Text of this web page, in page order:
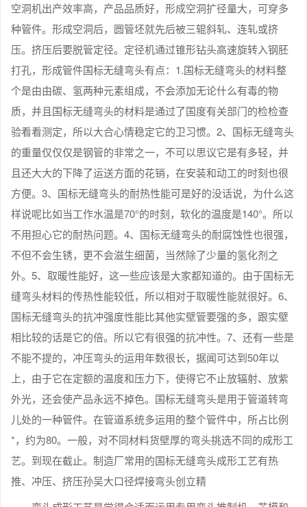
空洞机出产效率高，产品品质好，形成空洞扩径量大，可穿多
种管件。形成空洞后，圆管坯就先后被三辊斜轧、连轧或挤
压。挤压后要脱管定径。定径机通过锥形钻头高速旋转入钢胚
打孔，形成管件国标无缝弯头有点：1.国标无缝弯头的材料整
个是由由碳、氢两种元素组成，不会添加无论什么有毒的物
质，并且国标无缝弯头的材料是通过了国度有关部门的检检查
验看看测定，所以大合心情稳定它的卫习惯。2、国标无缝弯头
的重量仅仅仅是钢管的非常之一，不可以思议它是有多轻，并
且还大大的下降了运送方面的花销，在安装和动工的时刻也很
方便。3、国标无缝弯头的耐热性能可是好的没话说，为什么这
样说呢比如当工作水温是70°的时刻，软化的温度是140°。所以
不用担心它的耐热问题。4、国标无缝弯头的耐腐蚀性也很强，
不但不会生锈，更不会滋生细菌，当然除了少量的氢化剂之
外。5、取暖性能好，这一些应该是大家都知道的。由于国标无
缝弯头材料的传热性能较低，所以相对于取暖性能就很好。6、
国标无缝弯头的抗冲强度性能比其他实壁管要强的多，跟实壁
相比较的话是它的倍。所以它有很强的抗冲性。7、还有一些是
不能不提的，冲压弯头的运用年数很长，据闻可达到50年以
上，由于它在定额的温度和压力下，使得它不止放辐射、放紫
外光，还会使产品永远不掉色。国标无缝弯头是用于管道转弯
儿处的一种管件。在管道系统多运用的整个管件中，所占比例
*，约为80。一般，对不同材料货壁厚的弯头挑选不同的成形工
艺。到现在截止。制造厂常用的国标无缝弯头成形工艺有热
推、冲压、挤压孙吴大口径焊接弯头创立精